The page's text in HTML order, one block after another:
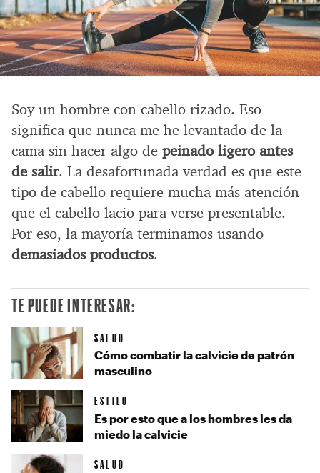
Soy un hombre con cabello rizado. Eso
significa que nunca me he levantado de la
cama sin hacer algo de peinado ligero antes
de salir. La desafortunada verdad es que este
tipo de cabello requiere mucha más atención
que el cabello lacio para verse presentable.
Por eso, la mayoría terminamos usando
demasiados productos.
TE PUEDE INTERESAR:
SALUD
Cómo combatir la calvicie de patrón
masculino
ESTILO
Es por esto que a los hombres les da
miedo la calvicie
SALUD